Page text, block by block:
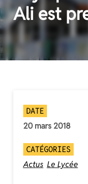
Ali est
DATE
20 mars 2018
CATÉGORIES
Actus Le Lycée